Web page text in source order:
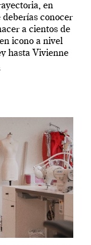
en
conocer
a cientos de
icono a nivel
hasta Vivienne